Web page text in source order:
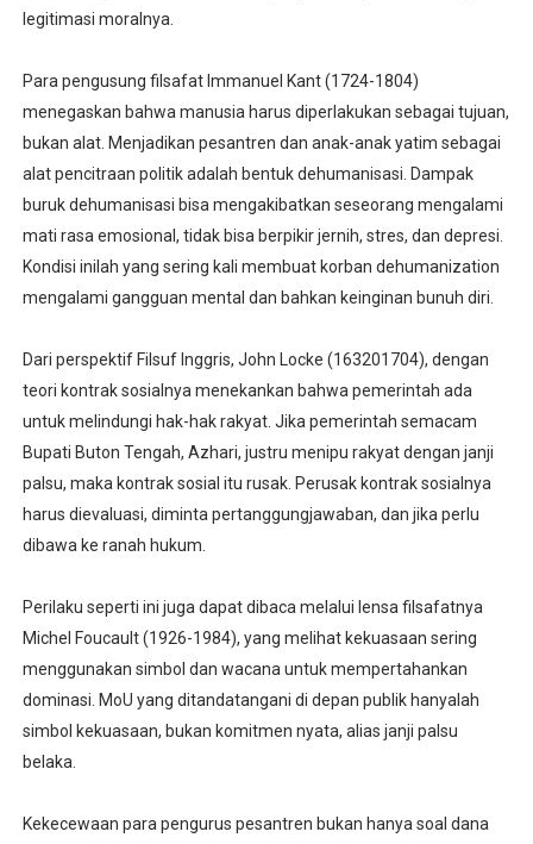
legitimasi moralnya.
Para pengusung filsafat Immanuel Kant (1724-1804)
menegaskan bahwa manusia harus diperlakukan sebagai tujuan,
bukan alat. Menjadikan pesantren dan anak-anak yatim sebagai
alat pencitraan politik adalah bentuk dehumanisasi. Dampak
buruk dehumanisasi bisa mengakibatkan seseorang mengalami
mati rasa emosional, tidak bisa berpikir jernih, stres, dan depresi.
Kondisi inilah yang sering kali membuat korban dehumanization
mengalami gangguan mental dan bahkan keinginan bunuh diri.
Dari perspektif Filsuf Inggris, John Locke (163201704), dengan
teori kontrak sosialnya menekankan bahwa pemerintah ada
untuk melindungi hak-hak rakyat. Jika pemerintah semacam
Bupati Buton Tengah, Azhari, justru menipu rakyat dengan janji
palsu, maka kontrak sosial itu rusak. Perusak kontrak sosialnya
harus dievaluasi, diminta pertanggungjawaban, dan jika perlu
dibawa ke ranah hukum.
Perilaku seperti ini juga dapat dibaca melalui lensa filsafatnya
Michel Foucault (1926-1984), yang melihat kekuasaan sering
menggunakan simbol dan wacana untuk mempertahankan
dominasi. MoU yang ditandatangani di depan publik hanyalah
simbol kekuasaan, bukan komitmen nyata, alias janji palsu
belaka.
Kekecewaan para pengurus pesantren bukan hanya soal dana